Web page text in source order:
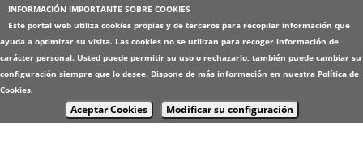
INFORMACIÓN IMPORTANTE SOBRE COOKIES
Este portal web utiliza cookies propias y de terceros para recopilar información que
ayuda a optimizar su visita. Las cookies no se utilizan para recoger información de
carácter personal. Usted puede permitir su uso o rechazarlo, también puede cambiar su
configuración siempre que lo desee. Dispone de más información en nuestra Política de
Cookies.